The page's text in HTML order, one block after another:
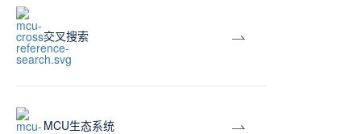
交叉搜索
MCU生态系统